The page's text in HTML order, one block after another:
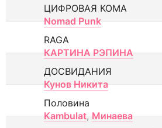
ЦИФРОВАЯ КОМА
Nomad Punk
RAGA
КАРТИНА РЭПИНА
ДОСВИДАНИЯ
Кунов Никита
Половина
Kambulat, Минаева